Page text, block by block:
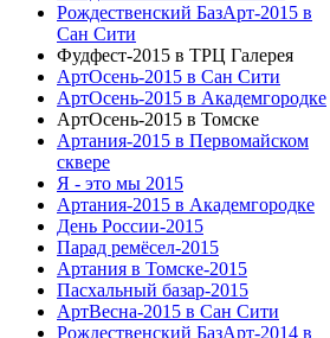
Рождественский БазАрт-2015 в
Сан Сити
Фудфест-2015 в ТРЦ Галерея
АртОсень-2015 в Сан Сити
АртОсень-2015 в Академгородке
АртОсень-2015 в Томске
Артания-2015 в Первомайском
сквере
Я - это мы 2015
Артания-2015 в Академгородке
День России-2015
Парад ремёсел-2015
Артания в Томске-2015
Пасхальный базар-2015
АртВесна-2015 в Сан Сити
Рождественский БазАрт-2014 в